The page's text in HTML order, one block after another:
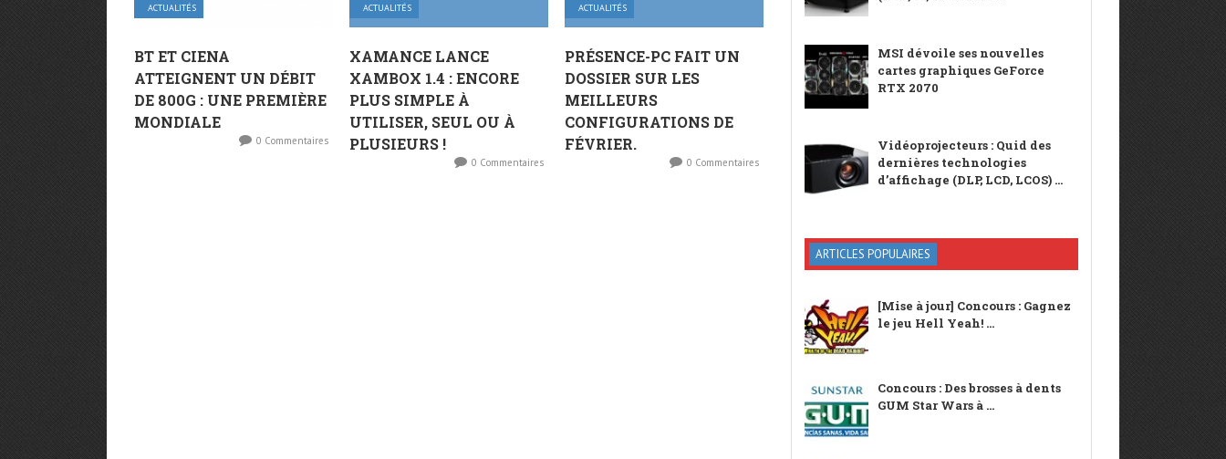
ACTUALITÉS
BT ET CIENA
ATTEIGNENT UN DÉBIT
DE 800G : UNE PREMIÈRE
MONDIALE
0 Commentaires
ACTUALITÉS
XAMANCE LANCE
XAMBOX 1.4 : ENCORE
PLUS SIMPLE À
UTILISER, SEUL OU À
PLUSIEURS !
0 Commentaires
ACTUALITÉS
PRÉSENCE-PC FAIT UN
DOSSIER SUR LES
MEILLEURS
CONFIGURATIONS DE
FÉVRIER.
0 Commentaires
MSI dévoile ses nouvelles
cartes graphiques GeForce
RTX 2070
Vidéoprojecteurs : Quid des
dernières technologies
d’affichage (DLP, LCD, LCOS) ...
ARTICLES POPULAIRES
[Mise à jour] Concours : Gagnez
le jeu Hell Yeah! ...
Concours : Des brosses à dents
GUM Star Wars à ...